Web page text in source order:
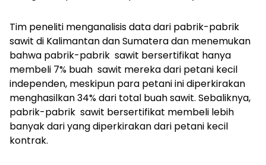
Tim peneliti menganalisis data dari pabrik-pabrik
sawit di Kalimantan dan Sumatera dan menemukan
bahwa pabrik-pabrik sawit bersertifikat hanya
membeli 7% buah sawit mereka dari petani kecil
independen, meskipun para petani ini diperkirakan
menghasilkan 34% dari total buahsawit. Sebaliknya,
pabrik-pabrik sawit bersertifikat membeli lebih
banyak dari yang diperkirakan dari petani kecil
kontrak.